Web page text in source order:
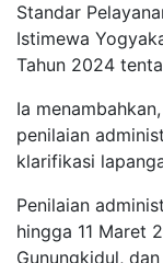
Standar
Istimewa
Tahun 2024
Ia
penilaian
klarifikasi
Penilaian
hingga 11 Maret
Gunungkidul,